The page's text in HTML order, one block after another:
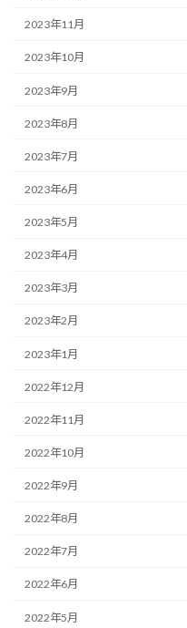
2023年11月
2023年10月
2023年9月
2023年8月
2023年7月
2023年6月
2023年5月
2023年4月
2023年3月
2023年2月
2023年1月
2022年12月
2022年11月
2022年10月
2022年9月
2022年8月
2022年7月
2022年6月
2022年5月